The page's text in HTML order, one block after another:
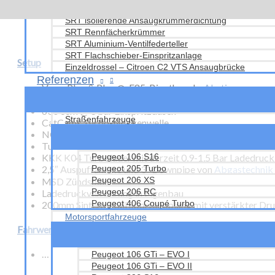
SRT isolierende Ansaugkrümmerdichtung
SRT Rennfächerkrümmer
SRT Aluminium-Ventilfederteller
SRT Flachschieber-Einspritzanlage
Einzeldrossel – Citroen C2 VTS Ansaugbrücke
Referenzen
Straßenfahrzeuge
Peugeot 106 S16
Peugeot 205 Turbo
Peugeot 206 XS
Peugeot 206 RC
Peugeot 406 Coupé Turbo
Motorsportfahrzeuge
Peugeot 106 GTi – EVO I
Peugeot 106 GTi – EVO II
Setup
Vems Plug & Play @ E85-Bioethanol –Abstimmung
630 ccm @ 3 bar Einspritzdüsen
CatCams Turbo-Nockenwelle
NGK Iridiumzündkerzen
Turbokrümmer von
KKK K04 Turbolader mit derzeit 0,9-1,5 Bar Ladedruck
2,5″ Auspuffanlage und 3″ Downpipe von
MSD Zündspule
Ladedruckverrohrung in Eigenbau
200mm Sintermetall Sportkupplung mit verstärkter
Fahrwerk
…